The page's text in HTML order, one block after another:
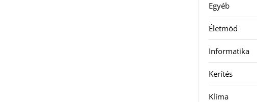
Egyéb
Életmód
Informatika
Kerítés
Klíma